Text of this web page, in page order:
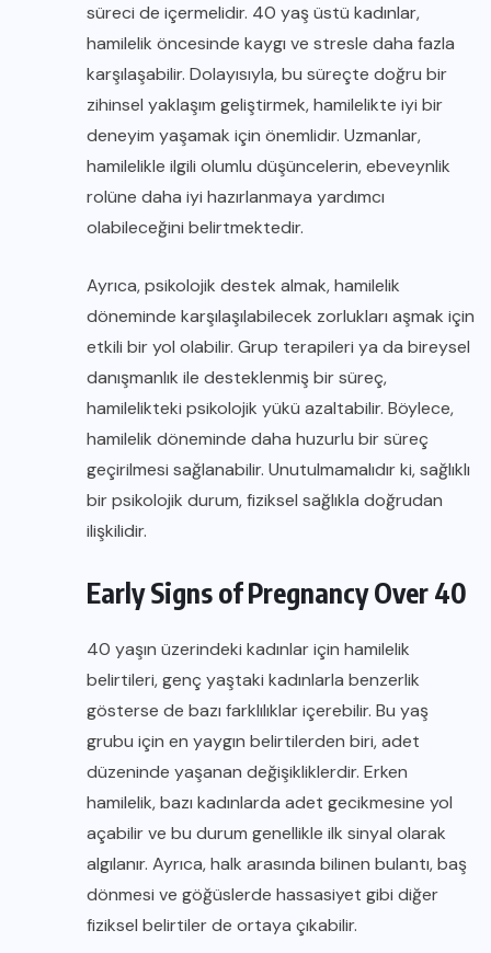
süreci de içermelidir. 40 yaş üstü kadınlar,
hamilelik öncesinde kaygı ve stresle daha fazla
karşılaşabilir. Dolayısıyla, bu süreçte doğru bir
zihinsel yaklaşım geliştirmek, hamilelikte iyi bir
deneyim yaşamak için önemlidir. Uzmanlar,
hamilelikle ilgili olumlu düşüncelerin, ebeveynlik
rolüne daha iyi hazırlanmaya yardımcı
olabileceğini belirtmektedir.
Ayrıca, psikolojik destek almak, hamilelik
döneminde karşılaşılabilecek zorlukları aşmak için
etkili bir yol olabilir. Grup terapileri ya da bireysel
danışmanlık ile desteklenmiş bir süreç,
hamilelikteki psikolojik yükü azaltabilir. Böylece,
hamilelik döneminde daha huzurlu bir süreç
geçirilmesi sağlanabilir. Unutulmamalıdır ki, sağlıklı
bir psikolojik durum, fiziksel sağlıkla doğrudan
ilişkilidir.
Early Signs of Pregnancy Over 40
40 yaşın üzerindeki kadınlar için hamilelik
belirtileri, genç yaştaki kadınlarla benzerlik
gösterse de bazı farklılıklar içerebilir. Bu yaş
grubu için en yaygın belirtilerden biri, adet
düzeninde yaşanan değişikliklerdir. Erken
hamilelik, bazı kadınlarda adet gecikmesine yol
açabilir ve bu durum genellikle ilk sinyal olarak
algılanır. Ayrıca, halk arasında bilinen bulantı, baş
dönmesi ve göğüslerde hassasiyet gibi diğer
fiziksel belirtiler de ortaya çıkabilir.